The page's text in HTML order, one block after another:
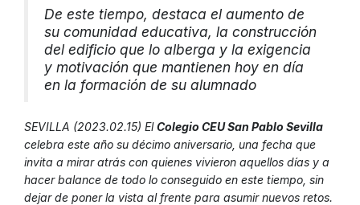
De este tiempo, destaca el aumento de
su comunidad educativa, la construcción
del edificio que lo alberga y la exigencia
y motivación que mantienen hoy en día
en la formación de su alumnado
SEVILLA (2023.02.15) ElColegio CEU San Pablo Sevilla
celebra este año su décimo aniversario, una fecha que
invita a mirar atrás con quienes vivieron aquellos días y a
hacer balance de todo lo conseguido en este tiempo, sin
dejar de poner la vista al frente para asumir nuevos retos.